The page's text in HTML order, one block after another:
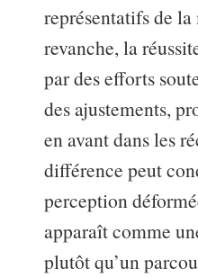
représentatifs de
revanche, la
par des efforts
des ajustements,
en avant dans les
différence peut
perception
apparaît comme
plutôt qu’un